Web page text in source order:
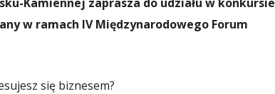
w ramach IV Międzynarodowego Forum
się biznesem?